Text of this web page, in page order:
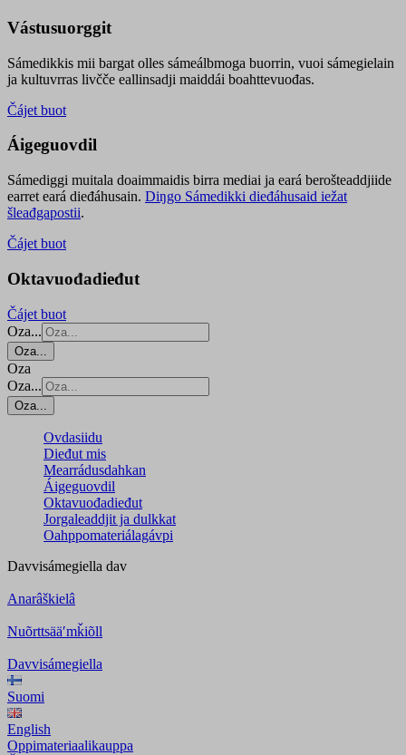
Vástusuorggit
Sámedikkis mii bargat olles sámeálbmoga buorrin, vuoi sámegielain
ja kultuvrras livčče eallinsadji maiddái boahttevuođas.
Čájet buot
Áigeguovdil
Sámediggi muitala doaimmaidis birra mediai ja eará berošteaddjiide
earret eará dieđáhusain. Diŋgo Sámedikki dieđáhusaid iežat
šleađgapostii.
Čájet buot
Oktavuođadieđut
Čájet buot
Oza...
Oza...
Oza
Oza...
Oza...
Ovdasiidu
Dieđut mis
Mearrádusdahkan
Áigeguovdil
Oktavuođadieđut
Jorgaleaddjit ja dulkkat
Oahppomateriálagávpi
Davvisámegiella dav
Anarâškielâ
Nuõrttsääʹmǩiõll
Davvisámegiella
Suomi
English
Oppimateriaalikauppa